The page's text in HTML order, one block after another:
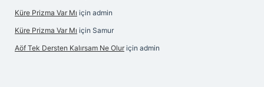
Küre Prizma Var Mı için admin
Küre Prizma Var Mı için Samur
Aöf Tek Dersten Kalırsam Ne Olur için admin